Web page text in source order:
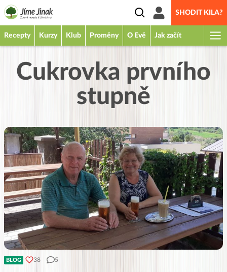
SHODIT KILA?
Recepty Kurzy Klub Proměny O Evě Jak začít
Cukrovka prvního
stupně
BLOG 38 5